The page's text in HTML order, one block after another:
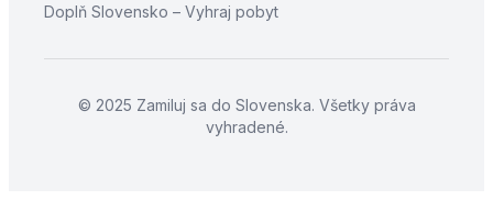
Doplň Slovensko – Vyhraj pobyt
© 2025 Zamiluj sa do Slovenska. Všetky práva
vyhradené.